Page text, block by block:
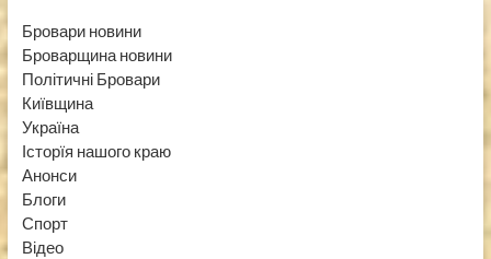
Бровари новини
Броварщина новини
Політичні Бровари
Київщина
Україна
Історїя нашого краю
Анонси
Блоги
Спорт
Відео